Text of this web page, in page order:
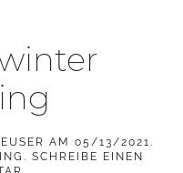
AM 05/13/2021.
. SCHREIBE EINEN